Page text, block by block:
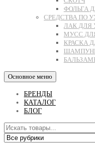
ФОЛЬГА
СРЕДСТВА ПО
ЛАК ДЛЯ
МУСС
КРАСКА
Основное меню
БРЕНДЫ
КАТАЛОГ
БЛОГ